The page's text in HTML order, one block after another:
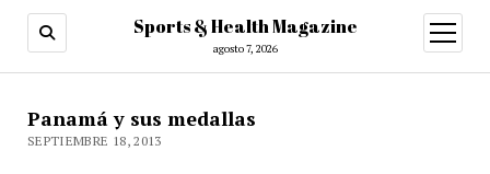
Sports & Health Magazine
agosto 7, 2026
abrir
menú
Panamá y sus medallas
SEPTIEMBRE 18, 2013